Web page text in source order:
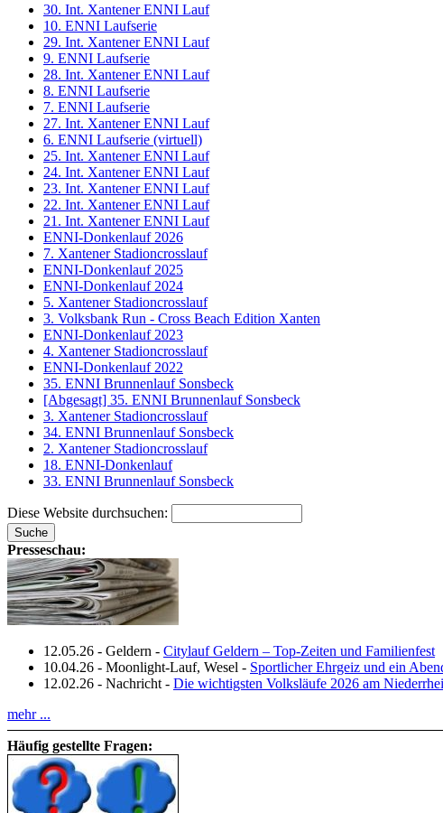
30. Int. Xantener ENNI Lauf
10. ENNI Laufserie
29. Int. Xantener ENNI Lauf
9. ENNI Laufserie
28. Int. Xantener ENNI Lauf
8. ENNI Laufserie
7. ENNI Laufserie
27. Int. Xantener ENNI Lauf
6. ENNI Laufserie (virtuell)
25. Int. Xantener ENNI Lauf
24. Int. Xantener ENNI Lauf
23. Int. Xantener ENNI Lauf
22. Int. Xantener ENNI Lauf
21. Int. Xantener ENNI Lauf
ENNI-Donkenlauf 2026
7. Xantener Stadioncrosslauf
ENNI-Donkenlauf 2025
ENNI-Donkenlauf 2024
5. Xantener Stadioncrosslauf
3. Volksbank Run - Cross Beach Edition Xanten
ENNI-Donkenlauf 2023
4. Xantener Stadioncrosslauf
ENNI-Donkenlauf 2022
35. ENNI Brunnenlauf Sonsbeck
[Abgesagt] 35. ENNI Brunnenlauf Sonsbeck
3. Xantener Stadioncrosslauf
34. ENNI Brunnenlauf Sonsbeck
2. Xantener Stadioncrosslauf
18. ENNI-Donkenlauf
33. ENNI Brunnenlauf Sonsbeck
Diese Website durchsuchen:
Presseschau:
12.05.26 - Geldern - Citylauf Geldern – Top‑Zeiten und Familienfest
10.04.26 - Moonlight-Lauf, Wesel - Sportlicher Ehrgeiz und ein
12.02.26 - Nachricht - Die wichtigsten Volksläufe 2026 am
mehr ...
Häufig gestellte Fragen: